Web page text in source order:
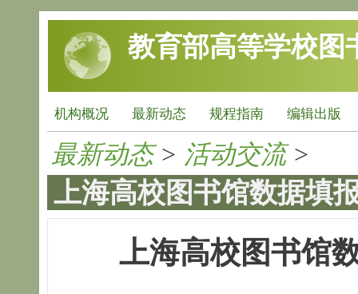
跳转到主要内容
教育部高等学校图
机构概况 最新动态 规程指南 编辑出版
最新动态> 活动交流>
上海高校图书馆数据填
上海高校图书馆